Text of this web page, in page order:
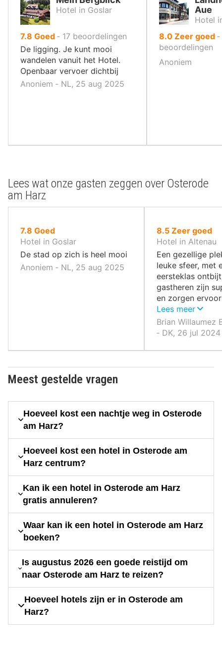
Hotel in Goslar
7.8 uit
10
,
Goed ‐ 17 beoordelingen
De ligging. Je kunt mooi
wandelen vanuit het Hotel.
Openbaar vervoer dichtbij
Anoniem ‐ NL, 25 aug 2025
Aue
Hotel
8.0uit
10
Zeer goed ‐
beoordelingen
Anoniem
Lees wat onze gasten zeggen over Osterode
am Harz
7.8 uit
10
,
Goed
Hotel in Goslar
De stad op zich is heel mooi
Anoniem ‐ NL, 25 aug 2025
8.5uit
10
,
Zeer goed
Hotel in Altenau
Een gezellige
leuke sfeer, met
eersteklas
gastheren zijn
en zorgen
thuis voelt.
Lees meer
Brian Willaumez
‐ DK, 26 jul 2024
Meest gestelde vragen
Hoeveel kost een nachtje weg in Osterode
am Harz?
Hoeveel kost een hotel in Osterode am
Harz centrum?
Kan ik een hotel in Osterode am Harz
gratis annuleren?
Waar kan ik een hotel in Osterode am Harz
boeken?
Is augustus 2026 een goede reistijd om
naar Osterode am Harz te reizen?
Hoeveel hotels zijn er in Osterode am
Harz?